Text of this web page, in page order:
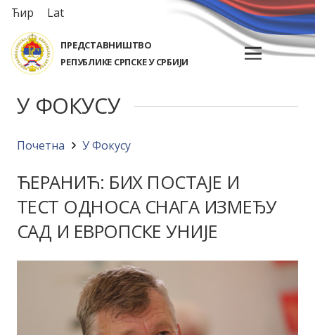
Ћир Lat
ПРЕДСТАВНИШТВО
РЕПУБЛИКЕ СРПСКЕ У СРБИЈИ
У ФОКУСУ
Почетна У Фокусу
ЋЕРАНИЋ: БИХ ПОСТАЈЕ И
ТЕСТ ОДНОСА СНАГА ИЗМЕЂУ
САД И ЕВРОПСКЕ УНИЈЕ